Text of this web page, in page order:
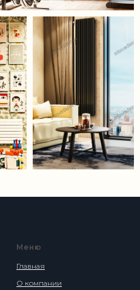
Меню
Главная
О компании